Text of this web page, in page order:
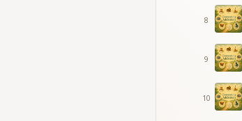
8
9
10